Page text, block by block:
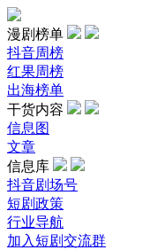
漫剧榜单
抖音周榜
红果周榜
出海榜单
干货内容
信息图
文章
信息库
抖音剧场号
短剧政策
行业导航
加入短剧交流群